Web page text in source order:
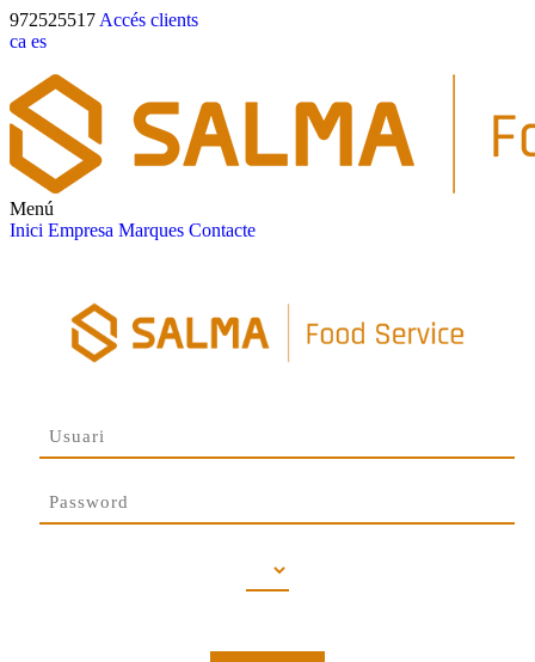
972525517 Accés clients
ca es
Menú
Inici Empresa Marques Contacte